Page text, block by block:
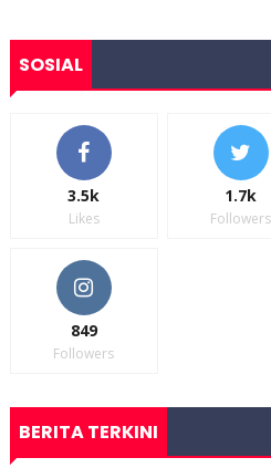
SOSIAL
3.5k
Likes
1.7k
Followers
849
Followers
BERITA TERKINI